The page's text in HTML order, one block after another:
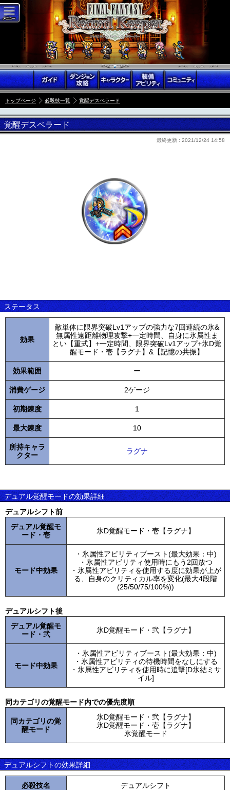
トップページ 必殺技一覧 覚醒デスペラード
覚醒デスペラード
最終更新 : 2021/12/24 14:58
ステータス
効果
敵単体に限界突破Lv1アップの強力な7回連続の氷&
無属性遠距離物理攻撃+一定時間、自身に氷属性ま
とい【重式】+一定時間、限界突破Lv1アップ+氷D覚
醒モード・壱【ラグナ】&【記憶の共振】
効果範囲 ー
消費ゲージ 2ゲージ
初期錬度 1
最大錬度 10
所持キャラ
クター
ラグナ
デュアル覚醒モードの効果詳細
デュアルシフト前
デュアル覚醒モ
ード・壱
氷D覚醒モード・壱【ラグナ】
モード中効果
・氷属性アビリティブースト(最大効果：中)
・氷属性アビリティ使用時にもう2回放つ
・氷属性アビリティを使用する度に効果が上が
る、自身のクリティカル率を変化(最大4段階
(25/50/75/100%))
デュアルシフト後
デュアル覚醒モ
ード・弐
氷D覚醒モード・弐【ラグナ】
モード中効果
・氷属性アビリティブースト(最大効果：中)
・氷属性アビリティの待機時間をなしにする
・氷属性アビリティを使用時に追撃[D氷結ミサ
イル]
同カテゴリの覚醒モード内での優先度順
同カテゴリの覚
醒モード
氷D覚醒モード・弐【ラグナ】
氷D覚醒モード・壱【ラグナ】
氷覚醒モード
デュアルシフトの効果詳細
必殺技名 デュアルシフト